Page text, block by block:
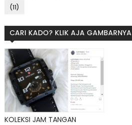
(11)
CARI KADO? KLIK AJA GAMBARNYA
KOLEKSI JAM TANGAN